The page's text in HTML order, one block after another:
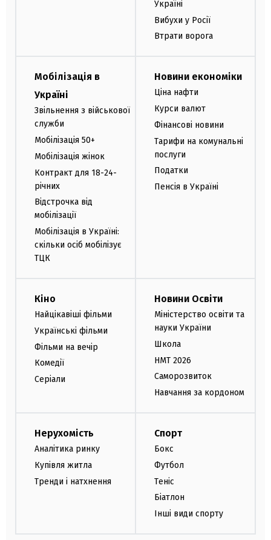
Україні
Вибухи у Росії
Втрати ворога
Мобілізація в
Україні
Звільнення з військової
служби
Мобілізація 50+
Мобілізація жінок
Контракт для 18-24-
річних
Відстрочка від
мобілізації
Мобілізація в Україні:
скільки осіб мобілізує
ТЦК
Новини економіки
Ціна нафти
Курси валют
Фінансові новини
Тарифи на комунальні
послуги
Податки
Пенсія в Україні
Кіно
Найцікавіші фільми
Українські фільми
Фільми на вечір
Комедії
Серіали
Новини Освіти
Міністерство освіти та
науки України
Школа
НМТ 2026
Саморозвиток
Навчання за кордоном
Нерухомість
Аналітика ринку
Купівля житла
Тренди і натхнення
Спорт
Бокс
Футбол
Теніс
Біатлон
Інші види спорту